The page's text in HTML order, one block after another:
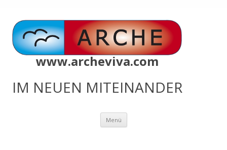
www.archeviva.com
IM NEUEN MITEINANDER
Menü Zum
springen